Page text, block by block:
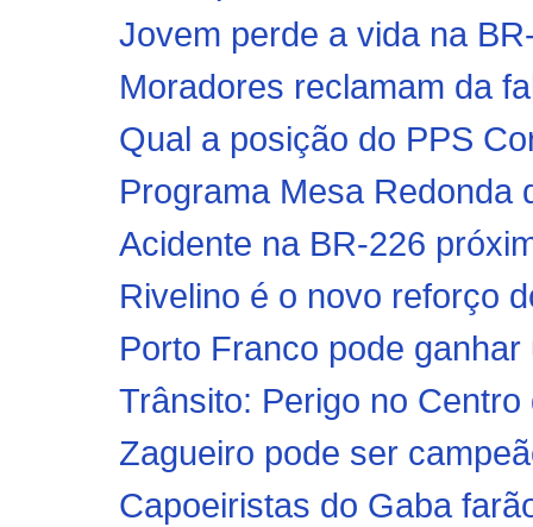
Jovem perde a vida na
Moradores reclamam da
Qual a posição do PPS
Programa Mesa Redonda
Acidente na BR-226
Rivelino é o novo reforço
Porto Franco pode
Trânsito: Perigo no Centro
Zagueiro pode ser
Capoeiristas do Gaba